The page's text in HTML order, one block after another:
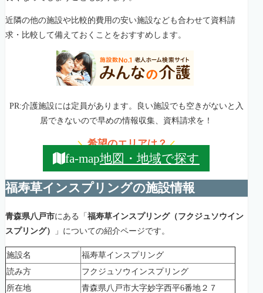
近隣の他の施設や比較的費用の安い施設なども合わせて資料請
求・比較して備えておくことをおすすめします。
PR:介護施設には定員があります。良い施設でも空きがないと入
居できないので早めの情報収集、資料請求を！
＼希望のエリアは？／
fa-map地図・地域で探す
福寿草インスプリングの施設情報
青森県八戸市にある「 福寿草インスプリング（フクジュソウイン
スプリング）
」についての紹介ページです。
施設名
福寿草インスプリング
読み方
フクジュソウインスプリング
所在地
青森県八戸市大字妙字西平6番地２７